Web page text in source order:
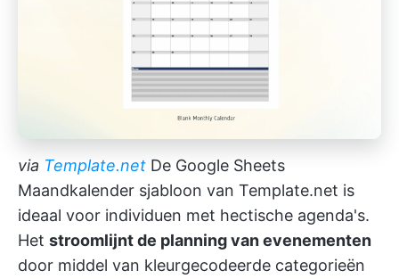
via Template.net De Google Sheets
Maandkalender sjabloon van Template.net is
ideaal voor individuen met hectische agenda's.
Het stroomlijnt de planning van evenementen
door middel van kleurgecodeerde categorieën